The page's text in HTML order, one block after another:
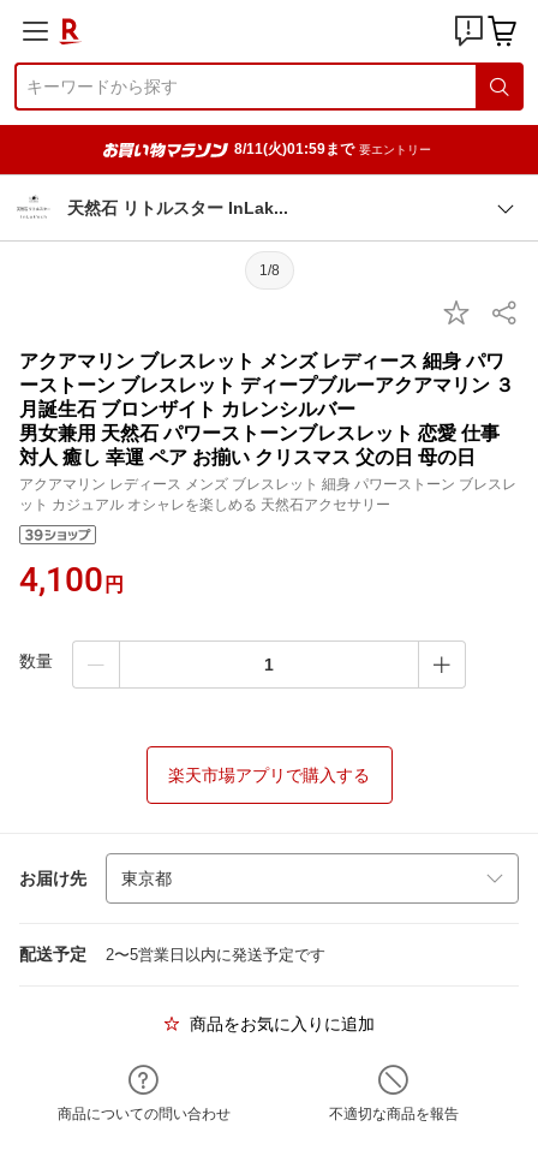
8/11(火)01:59まで 要エントリー
天然石 リトルスター InLak
1/8
アクアマリン ブレスレット メンズ レディース 細身 パワ
ーストーン ブレスレット ディープブルーアクアマリン ３
月誕生石 ブロンザイト カレンシルバー
男女兼用 天然石 パワーストーンブレスレット 恋愛 仕事
対人 癒し 幸運 ペア お揃い クリスマス 父の日 母の日
アクアマリン レディース メンズ ブレスレット 細身 パワーストーン ブレスレ
ット カジュアル オシャレを楽しめる 天然石アクセサリー
4,100 円
数量
楽天市場アプリで購入する
お届け先
配送予定 2〜5営業日以内に発送予定です
商品をお気に入りに追加
商品についての問い合わせ 不適切な商品を報告